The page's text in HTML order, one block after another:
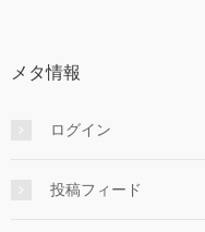
メタ情報
ログイン
投稿フィード